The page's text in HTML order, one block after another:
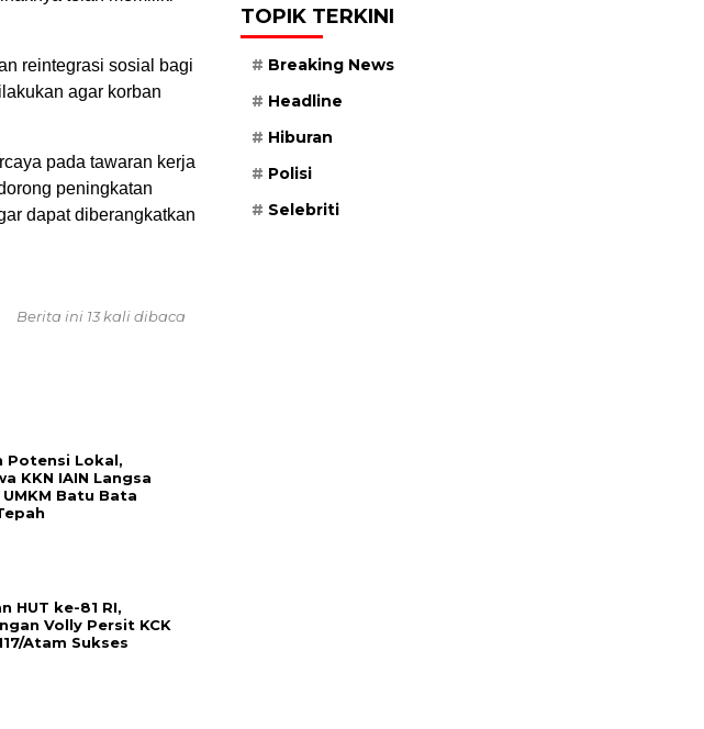
reintegrasi sosial bagi
agar korban
pada tawaran kerja
peningkatan
dapat diberangkatkan
Berita ini 13 kali dibaca
Potensi Lokal,
KKN IAIN Langsa
Batu Bata
HUT ke-81 RI,
Volly Persit KCK
Atam Sukses
TOPIK TERKINI
Breaking News
Headline
Hiburan
Polisi
Selebriti